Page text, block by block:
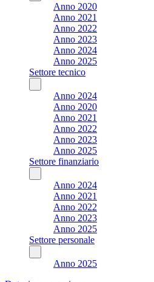
Anno 2020
Anno 2021
Anno 2022
Anno 2023
Anno 2024
Anno 2025
Settore tecnico
Anno 2024
Anno 2020
Anno 2021
Anno 2022
Anno 2023
Anno 2025
Settore finanziario
Anno 2024
Anno 2021
Anno 2022
Anno 2023
Anno 2025
Settore personale
Anno 2025